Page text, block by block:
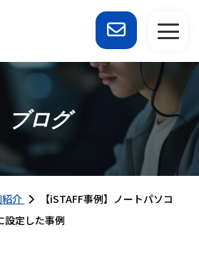
ブログ
介
【iSTAFF事例】ノートパソコ
設定した事例